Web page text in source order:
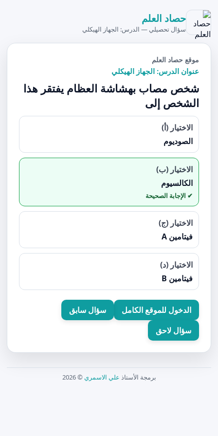
حصاد العلم
سؤال تحصيلي — الدرس: الجهاز الهيكلي
موقع حصاد العلم
عنوان الدرس: الجهاز الهيكلي
شخص مصاب بهشاشة العظام يفتقر هذا
الشخص إلى
الاختيار (أ)
الصوديوم
الاختيار (ب)
الكالسيوم
الاختيار (ج)
فيتامين A
الاختيار (د)
فيتامين B
الدخول للموقع الكامل
سؤال سابق
سؤال لاحق
برمجة الأستاذ علي الاسمري © 2026